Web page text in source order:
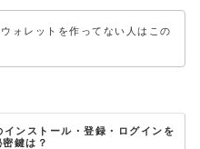
ォレットを作ってない人はこの
ンストール・登録・ログインを
鍵は？